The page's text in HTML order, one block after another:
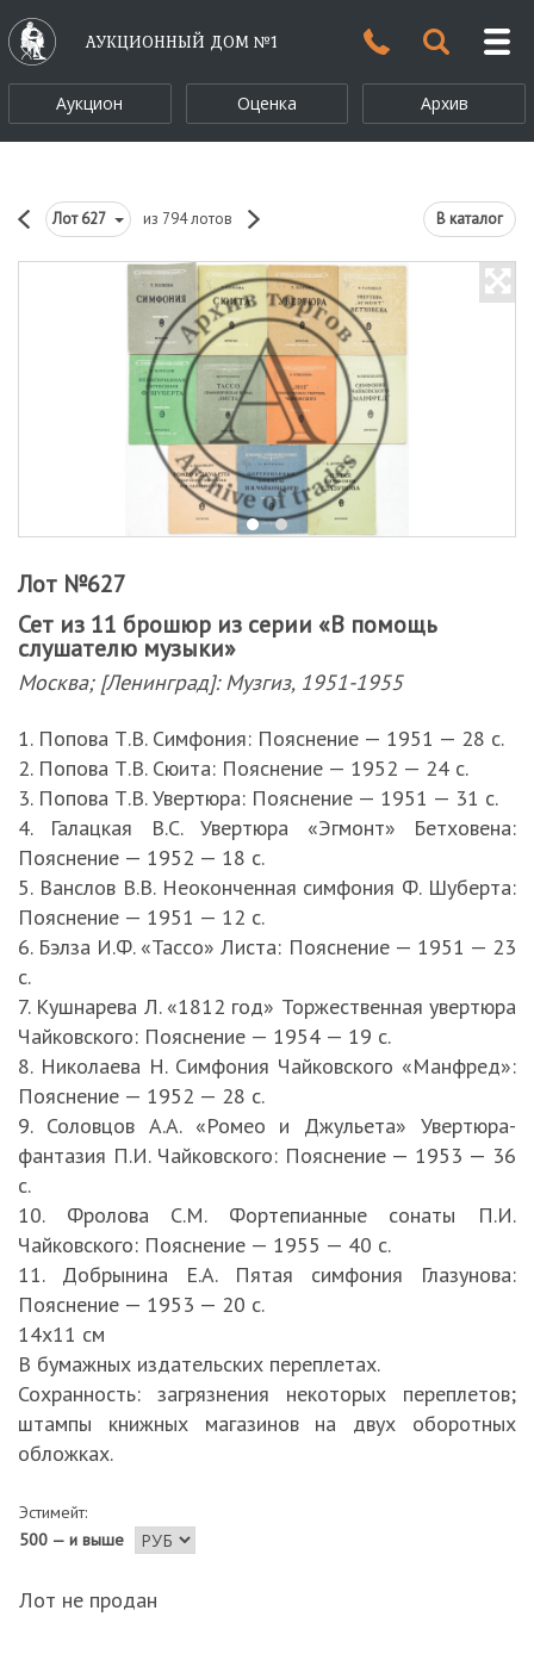
АУКЦИОННЫЙ ДОМ №1
Аукцион Оценка Архив
Лот627 из 794 лотов В каталог
Лот №627
Сет из 11 брошюр из серии «В помощь
слушателю музыки»
Москва; [Ленинград]: Музгиз, 1951-1955
1. Попова Т.В. Симфония: Пояснение — 1951 — 28 с.
2. Попова Т.В. Сюита: Пояснение — 1952 — 24 с.
3. Попова Т.В. Увертюра: Пояснение — 1951 — 31 с.
4. Галацкая В.С. Увертюра «Эгмонт» Бетховена:
Пояснение — 1952 — 18 с.
5. Ванслов В.В. Неоконченная симфония Ф. Шуберта:
Пояснение — 1951 — 12 с.
6. Бэлза И.Ф. «Тассо» Листа: Пояснение — 1951 — 23
с.
7. Кушнарева Л. «1812 год» Торжественная увертюра
Чайковского: Пояснение — 1954 — 19 с.
8. Николаева Н. Симфония Чайковского «Манфред»:
Пояснение — 1952 — 28 с.
9. Соловцов А.А. «Ромео и Джульета» Увертюра-
фантазия П.И. Чайковского: Пояснение — 1953 — 36
с.
10. Фролова С.М. Фортепианные сонаты П.И.
Чайковского: Пояснение — 1955 — 40 с.
11. Добрынина Е.А. Пятая симфония Глазунова:
Пояснение — 1953 — 20 с.
14х11 см
В бумажных издательских переплетах.
Сохранность: загрязнения некоторых переплетов;
штампы книжных магазинов на двух оборотных
обложках.
Эстимейт:
500 — и выше
Лот не продан